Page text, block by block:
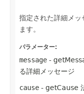
指定された詳細メッ
ます。
パラメーター:
message -
る詳細メッセージ
cause - getCause